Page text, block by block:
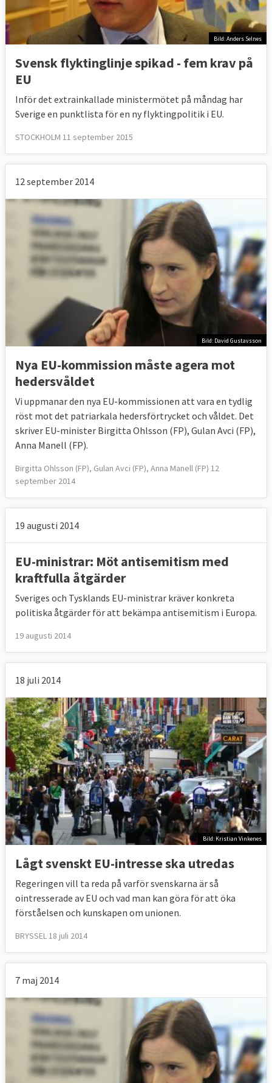
Bild: Anders Selnes
Svensk flyktinglinje spikad - fem krav på
EU
Inför det extrainkallade ministermötet på måndag har
Sverige en punktlista för en ny flyktingpolitik i EU.
STOCKHOLM 11 september 2015
12 september 2014
Bild: David Gustavsson
Nya EU-kommission måste agera mot
hedersvåldet
Vi uppmanar den nya EU-kommissionen att vara en tydlig
röst mot det patriarkala hedersförtrycket och våldet. Det
skriver EU-minister Birgitta Ohlsson (FP), Gulan Avci (FP),
Anna Manell (FP).
Birgitta Ohlsson (FP), Gulan Avci (FP), Anna Manell (FP) 12
september 2014
19 augusti 2014
EU-ministrar: Möt antisemitism med
kraftfulla åtgärder
Sveriges och Tysklands EU-ministrar kräver konkreta
politiska åtgärder för att bekämpa antisemitism i Europa.
19 augusti 2014
18 juli 2014
Bild: Kristian Vinkenes
Lågt svenskt EU-intresse ska utredas
Regeringen vill ta reda på varför svenskarna är så
ointresserade av EU och vad man kan göra för att öka
förståelsen och kunskapen om unionen.
BRYSSEL 18 juli 2014
7 maj 2014